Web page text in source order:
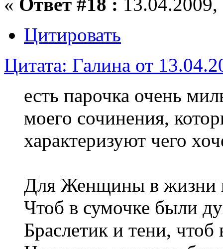
Цитировать
Цитата: Галина от
есть парочка очень
моего сочинения,
характеризуют чего
Для Женщины в жизни
Чтоб в сумочке были
Браслетик и тени,